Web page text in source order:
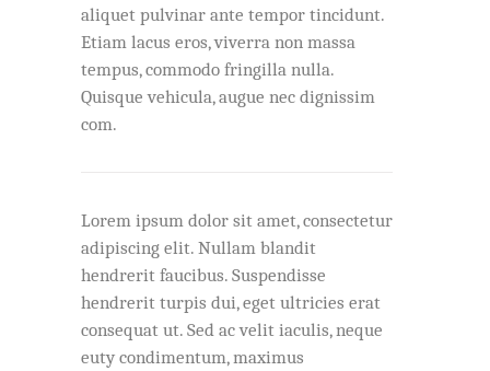
aliquet pulvinar ante tempor tincidunt.
Etiam lacus eros, viverra non massa
tempus, commodo fringilla nulla.
Quisque vehicula, augue nec dignissim
com.
Lorem ipsum dolor sit amet, consectetur
adipiscing elit. Nullam blandit
hendrerit faucibus. Suspendisse
hendrerit turpis dui, eget ultricies erat
consequat ut. Sed ac velit iaculis, neque
euty condimentum, maximus